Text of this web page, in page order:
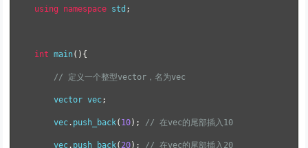
using namespace std ;
int main(){
// 定义一个整型vector，名为vec
    vector vec
;
    vec
. push_back( 10); // 在vec的尾部插入10
    vec
. push_back( 20); // 在vec的尾部插入20